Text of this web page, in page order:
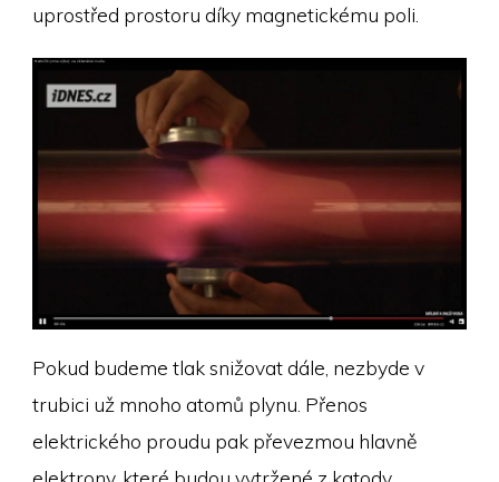
uprostřed prostoru díky magnetickému poli.
Pokud budeme tlak snižovat dále, nezbyde v
trubici už mnoho atomů plynu. Přenos
elektrického proudu pak převezmou hlavně